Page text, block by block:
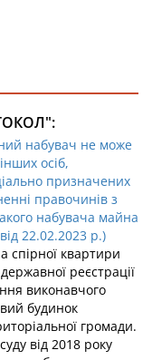
набувач не може
осіб,
призначених
правочинів з
набувача майна
22.02.2023 р.)
спірної квартири
реєстрації
виконавчого
будинок
громади.
від 2018 року